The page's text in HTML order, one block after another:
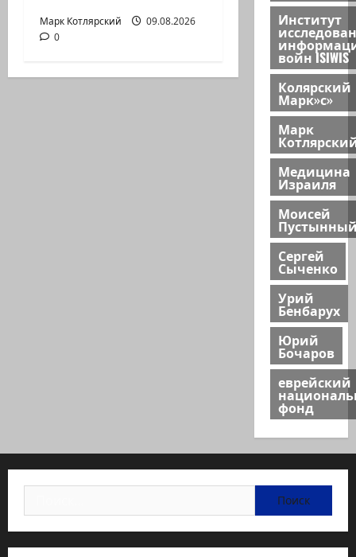
Марк Котлярский
09.08.2026
0
Институт
войн ISIWIS
Колярский
Марк»с»
Марк
Медицина
Израиля
Моисей
Сергей
Сыченко
Урий
Бенбарух
Юрий
Бочаров
еврейский
фонд